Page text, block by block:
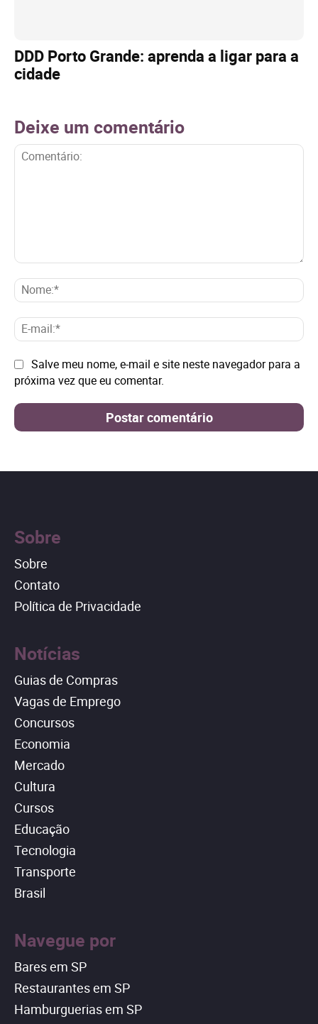
DDD Porto Grande: aprenda a ligar para a
cidade
Deixe um comentário
E-
Site: Salve meu nome, e-mail e site neste navegador para a
próxima vez que eu comentar.
Sobre
Sobre
Contato
Política de Privacidade
Notícias
Guias de Compras
Vagas de Emprego
Concursos
Economia
Mercado
Cultura
Cursos
Educação
Tecnologia
Transporte
Brasil
Navegue por
Bares em SP
Restaurantes em SP
Hamburguerias em SP